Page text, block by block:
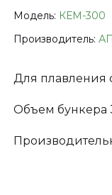
Модель: КЕМ-300
Производитель:
Для плавления
Объем бункера